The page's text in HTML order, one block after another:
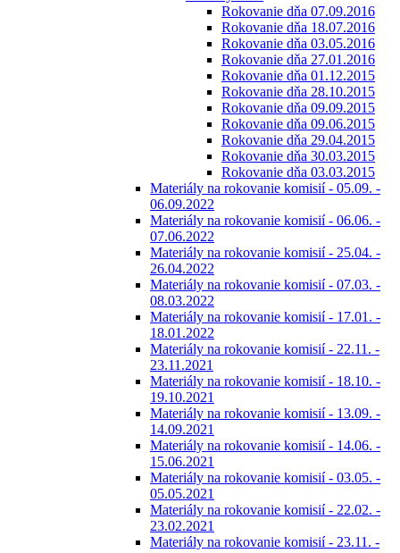
Rokovanie dňa 07.09.2016
Rokovanie dňa 18.07.2016
Rokovanie dňa 03.05.2016
Rokovanie dňa 27.01.2016
Rokovanie dňa 01.12.2015
Rokovanie dňa 28.10.2015
Rokovanie dňa 09.09.2015
Rokovanie dňa 09.06.2015
Rokovanie dňa 29.04.2015
Rokovanie dňa 30.03.2015
Rokovanie dňa 03.03.2015
Materiály na rokovanie komisií - 05.09. -
06.09.2022
Materiály na rokovanie komisií - 06.06. -
07.06.2022
Materiály na rokovanie komisií - 25.04. -
26.04.2022
Materiály na rokovanie komisií - 07.03. -
08.03.2022
Materiály na rokovanie komisií - 17.01. -
18.01.2022
Materiály na rokovanie komisií - 22.11. -
23.11.2021
Materiály na rokovanie komisií - 18.10. -
19.10.2021
Materiály na rokovanie komisií - 13.09. -
14.09.2021
Materiály na rokovanie komisií - 14.06. -
15.06.2021
Materiály na rokovanie komisií - 03.05. -
05.05.2021
Materiály na rokovanie komisií - 22.02. -
23.02.2021
Materiály na rokovanie komisií - 23.11. -